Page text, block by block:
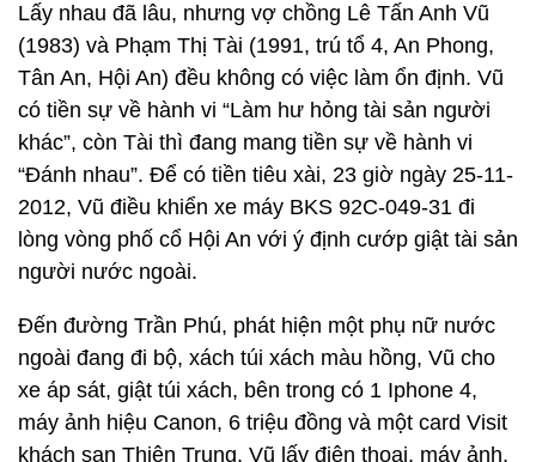
Lấy nhau đã lâu, nhưng vợ chồng Lê Tấn Anh Vũ
(1983) và Phạm Thị Tài (1991, trú tổ 4, An Phong,
Tân An, Hội An) đều không có việc làm ổn định. Vũ
có tiền sự về hành vi “Làm hư hỏng tài sản người
khác”, còn Tài thì đang mang tiền sự về hành vi
“Đánh nhau”. Để có tiền tiêu xài, 23 giờ ngày 25-11-
2012, Vũ điều khiển xe máy BKS 92C-049-31 đi
lòng vòng phố cổ Hội An với ý định cướp giật tài sản
người nước ngoài.
Đến đường Trần Phú, phát hiện một phụ nữ nước
ngoài đang đi bộ, xách túi xách màu hồng, Vũ cho
xe áp sát, giật túi xách, bên trong có 1 Iphone 4,
máy ảnh hiệu Canon, 6 triệu đồng và một card Visit
khách sạn Thiện Trung. Vũ lấy điện thoại, máy ảnh,